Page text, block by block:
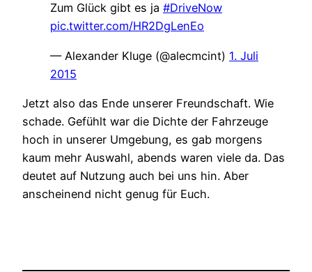
Zum Glück gibt es ja #DriveNow
pic.twitter.com/HR2DgLenEo
— Alexander Kluge (@alecmcint) 1. Juli
2015
Jetzt also das Ende unserer Freundschaft. Wie
schade. Gefühlt war die Dichte der Fahrzeuge
hoch in unserer Umgebung, es gab morgens
kaum mehr Auswahl, abends waren viele da. Das
deutet auf Nutzung auch bei uns hin. Aber
anscheinend nicht genug für Euch.